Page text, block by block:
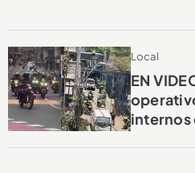
Local
EN
internos